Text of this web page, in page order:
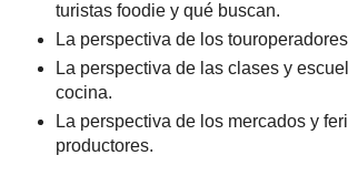
turistas foodie y qué buscan.
La perspectiva de los
La perspectiva de las clases y
cocina.
La perspectiva de los mercados y
productores.